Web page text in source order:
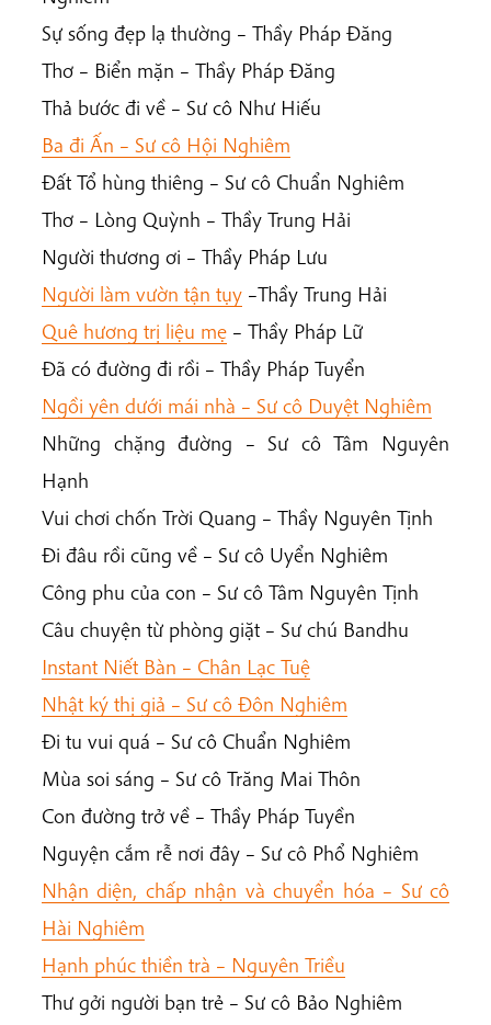
Sự sống đẹp lạ thường – Thầy Pháp Đăng
Thơ – Biển mặn – Thầy Pháp Đăng
Thả bước đi về – Sư cô Như Hiếu
Ba đi Ấn – Sư cô Hội Nghiêm
Đất Tổ hùng thiêng – Sư cô Chuẩn Nghiêm
Thơ – Lòng Quỳnh – Thầy Trung Hải
Người thương ơi – Thầy Pháp Lưu
Người làm vườn tận tụy –Thầy Trung Hải
Quê hương trị liệu mẹ – Thầy Pháp Lữ
Đã có đường đi rồi – Thầy Pháp Tuyển
Ngồi yên dưới mái nhà – Sư cô Duyệt Nghiêm
Những chặng đường – Sư cô Tâm Nguyên
Hạnh
Vui chơi chốn Trời Quang – Thầy Nguyên Tịnh
Đi đâu rồi cũng về – Sư cô Uyển Nghiêm
Công phu của con – Sư cô Tâm Nguyên Tịnh
Câu chuyện từ phòng giặt – Sư chú Bandhu
Instant Niết Bàn – Chân Lạc Tuệ
Nhật ký thị giả – Sư cô Đôn Nghiêm
Đi tu vui quá – Sư cô Chuẩn Nghiêm
Mùa soi sáng – Sư cô Trăng Mai Thôn
Con đường trở về – Thầy Pháp Tuyền
Nguyện cắm rễ nơi đây – Sư cô Phổ Nghiêm
Nhận diện, chấp nhận và chuyển hóa – Sư cô
Hài Nghiêm
Hạnh phúc thiền trà – Nguyên Triều
Thư gởi người bạn trẻ – Sư cô Bảo Nghiêm